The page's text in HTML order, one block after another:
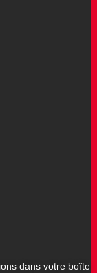
dans votre boîte